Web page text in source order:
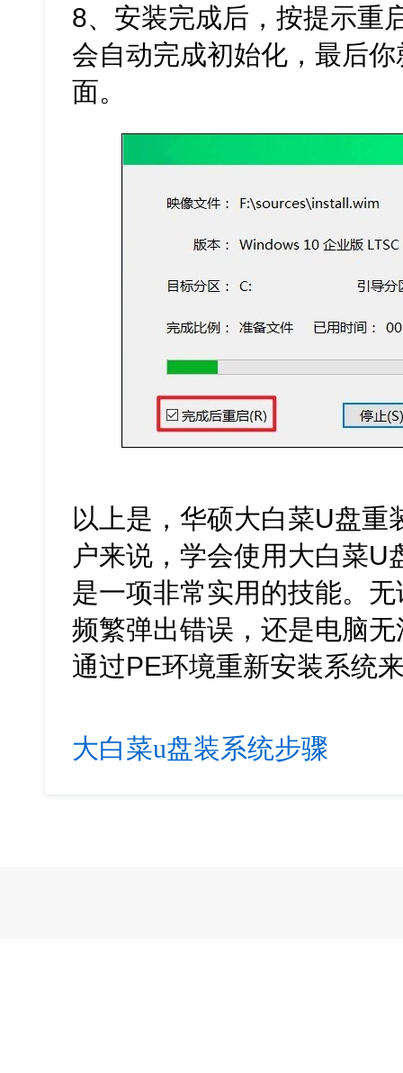
8、安装完成后，按提示重
会自动完成初始化，最后
面。
以上是，华硕大白菜U盘
户来说，学会使用大白菜
是一项非常实用的技能。
频繁弹出错误，还是电脑
通过PE环境重新安装系统
大白菜u盘装系统步骤